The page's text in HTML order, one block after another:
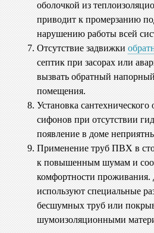
оболочкой из
приводит к промерзанию
нарушению работы всей
Отсутствие задвижки
септик при засорах или
вызвать обратный
помещения.
Установка сантехнического
сифонов при отсутствии
появление в доме
Применение труб ПВХ в
к повышенным шумам и
комфортности проживания.
используют специальные
бесшумных труб или
шумоизоляционными